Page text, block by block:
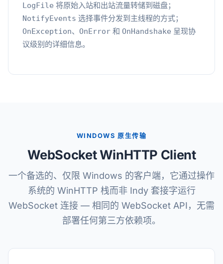
LogFile 将原始入站和出站流量转储到磁盘；
NotifyEvents 选择事件分发到主线程的方式；
OnException、 OnError 和 OnHandshake 呈现协
议级别的详细信息。
WINDOWS 原生传输
WebSocket WinHTTP Client
一个备选的、仅限 Windows 的客户端，它通过操作
系统的 WinHTTP 栈而非 Indy 套接字运行
WebSocket 连接 — 相同的 WebSocket API，无需
部署任何第三方依赖项。